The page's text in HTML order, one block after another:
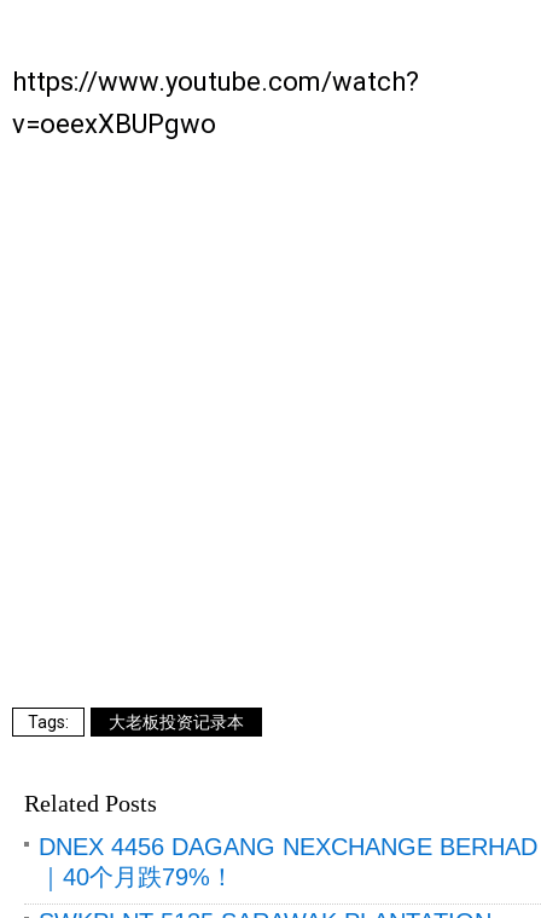
https://www.youtube.com/watch?
v=oeexXBUPgwo
大老板投资记录本
Related Posts
DNEX 4456 DAGANG NEXCHANGE BERHAD
｜40个月跌79%！